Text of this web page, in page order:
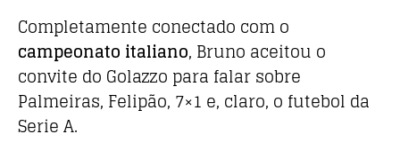
Completamente conectado com o
campeonato italiano, Bruno aceitou o
convite do Golazzo para falar sobre
Palmeiras, Felipão, 7×1 e, claro, o futebol da
Serie A.